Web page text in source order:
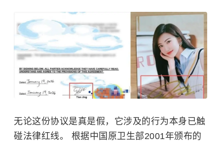
无论这份协议是真是假，它涉及的行为本身已触
碰法律红线。 根据中国原卫生部2001年颁布的